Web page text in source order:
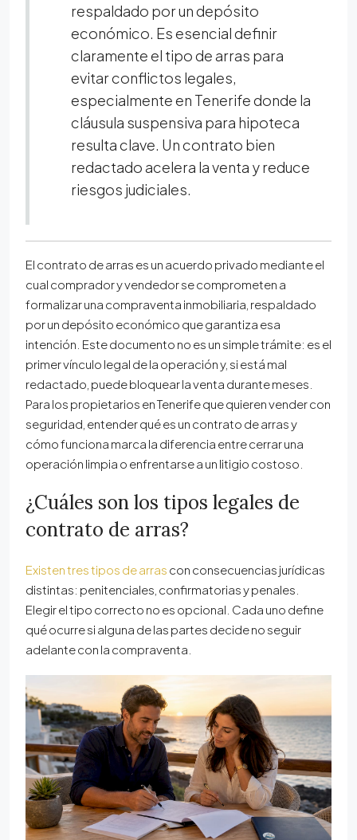
respaldado por un depósito
económico. Es esencial definir
claramente el tipo de arras para
evitar conflictos legales,
especialmente en Tenerife donde la
cláusula suspensiva para hipoteca
resulta clave. Un contrato bien
redactado acelera la venta y reduce
riesgos judiciales.
El contrato de arras es un acuerdo privado mediante el
cual comprador y vendedor se comprometen a
formalizar una compraventa inmobiliaria, respaldado
por un depósito económico que garantiza esa
intención. Este documento no es un simple trámite: es el
primer vínculo legal de la operación y, si está mal
redactado, puede bloquear la venta durante meses.
Para los propietarios en Tenerife que quieren vender con
seguridad, entender qué es un contrato de arras y
cómo funciona marca la diferencia entre cerrar una
operación limpia o enfrentarse a un litigio costoso.
¿Cuáles son los tipos legales de
contrato de arras?
Existen tres tipos de arras con consecuencias jurídicas
distintas: penitenciales, confirmatorias y penales.
Elegir el tipo correcto no es opcional. Cada uno define
qué ocurre si alguna de las partes decide no seguir
adelante con la compraventa.